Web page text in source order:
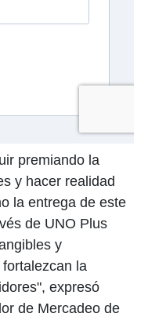
premiando la
y hacer realidad
la entrega de este
de UNO Plus
y
la
expresó
de Mercadeo de